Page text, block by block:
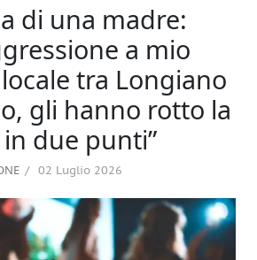
di una madre:
a mio
tra Longiano
gli hanno rotto la
due punti”
02 Luglio 2026